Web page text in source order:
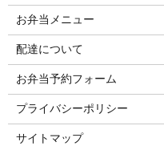
お弁当メニュー
配達について
お弁当予約フォーム
プライバシーポリシー
サイトマップ